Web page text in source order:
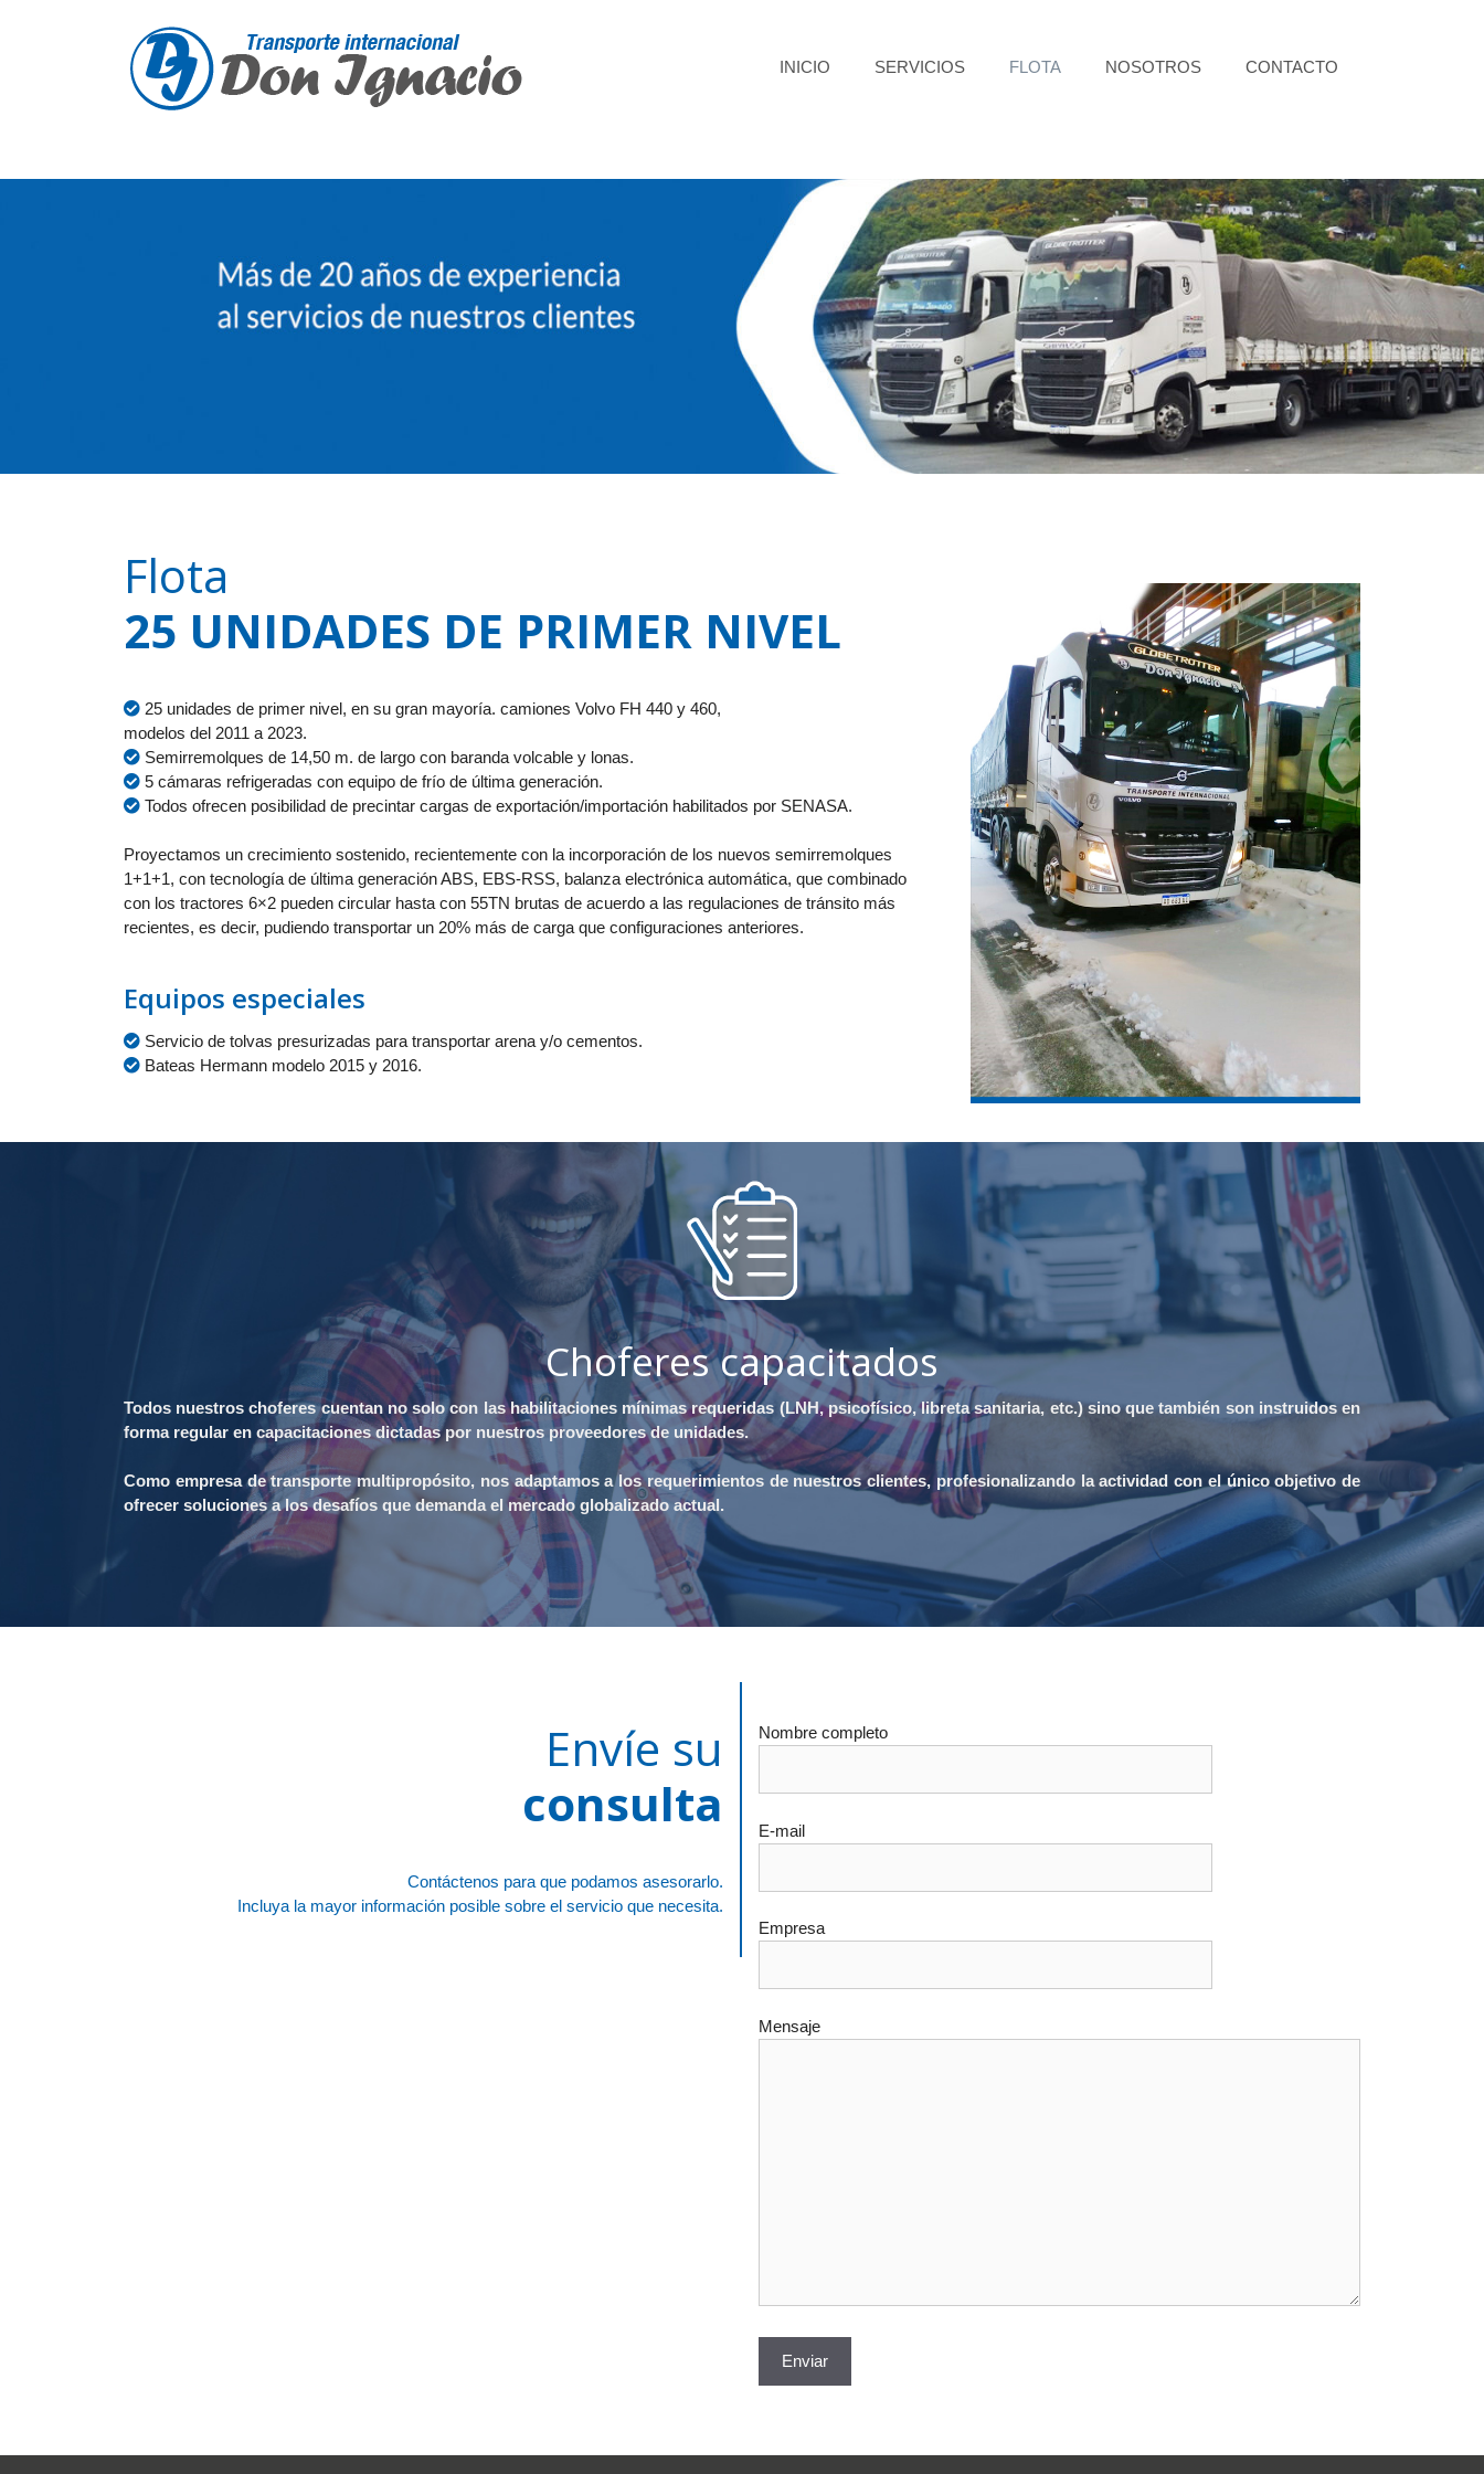
INICIO SERVICIOS FLOTA NOSOTROS CONTACTO
Flota
25 UNIDADES DE PRIMER NIVEL
25 unidades de primer nivel, en su gran mayoría. camiones Volvo FH 440 y 460,
modelos del 2011 a 2023.
Semirremolques de 14,50 m. de largo con baranda volcable y lonas.
5 cámaras refrigeradas con equipo de frío de última generación.
Todos ofrecen posibilidad de precintar cargas de exportación/importación habilitados por SENASA.
Proyectamos un crecimiento sostenido, recientemente con la incorporación de los nuevos semirremolques
1+1+1, con tecnología de última generación ABS, EBS-RSS, balanza electrónica automática, que combinado
con los tractores 6×2 pueden circular hasta con 55TN brutas de acuerdo a las regulaciones de tránsito más
recientes, es decir, pudiendo transportar un 20% más de carga que configuraciones anteriores.
Equipos especiales
Servicio de tolvas presurizadas para transportar arena y/o cementos.
Bateas Hermann modelo 2015 y 2016.
Choferes capacitados
Todos nuestros choferes cuentan no solo con las habilitaciones mínimas requeridas (LNH, psicofísico, libreta sanitaria, etc.) sino que también son instruidos en
forma regular en capacitaciones dictadas por nuestros proveedores de unidades.
Como empresa de transporte multipropósito, nos adaptamos a los requerimientos de nuestros clientes, profesionalizando la actividad con el único objetivo de
ofrecer soluciones a los desafíos que demanda el mercado globalizado actual.
Envíe su
consulta
Contáctenos para que podamos asesorarlo.
Incluya la mayor información posible sobre el servicio que necesita.
Nombre completo
E-mail
Empresa
Mensaje